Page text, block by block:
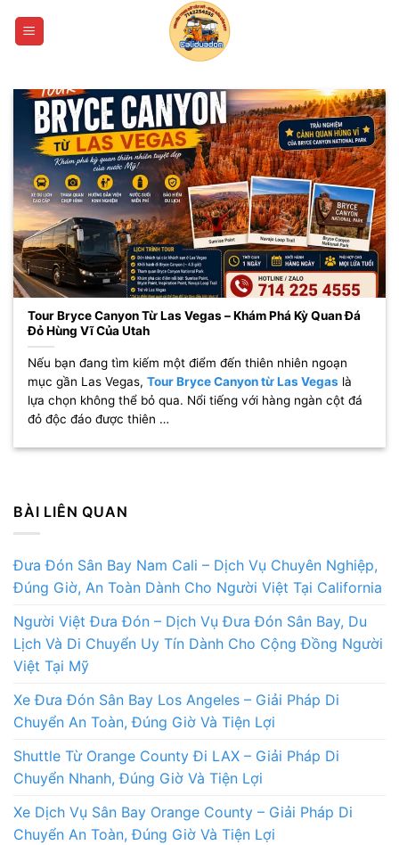
qua
Tour Bryce Canyon Từ Las Vegas – Khám Phá Kỳ Quan Đá
Đỏ Hùng Vĩ Của Utah
Nếu bạn đang tìm kiếm một điểm đến thiên nhiên ngoạn
mục gần Las Vegas,Tour Bryce Canyon từ Las Vegas là
lựa chọn không thể bỏ qua. Nổi tiếng với hàng ngàn cột đá
đỏ độc đáo được thiên …
BÀI LIÊN QUAN
Đưa Đón Sân Bay Nam Cali – Dịch Vụ Chuyên Nghiệp,
Đúng Giờ, An Toàn Dành Cho Người Việt Tại California
Người Việt Đưa Đón – Dịch Vụ Đưa Đón Sân Bay, Du
Lịch Và Di Chuyển Uy Tín Dành Cho Cộng Đồng Người
Việt Tại Mỹ
Xe Đưa Đón Sân Bay Los Angeles – Giải Pháp Di
Chuyển An Toàn, Đúng Giờ Và Tiện Lợi
Shuttle Từ Orange County Đi LAX – Giải Pháp Di
Chuyển Nhanh, Đúng Giờ Và Tiện Lợi
Xe Dịch Vụ Sân Bay Orange County – Giải Pháp Di
Chuyển An Toàn, Đúng Giờ Và Tiện Lợi